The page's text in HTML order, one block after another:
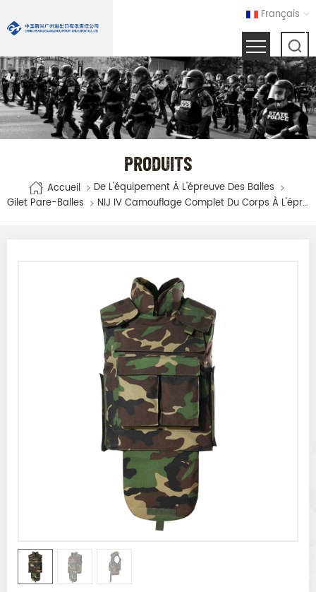
Français
PRODUITS
Accueil
De L'équipement À L'épreuve Des Balles
Gilet Pare-Balles
NIJ IV Camouflage Complet Du Corps À L'épreuve Des Balles Veste Gilet